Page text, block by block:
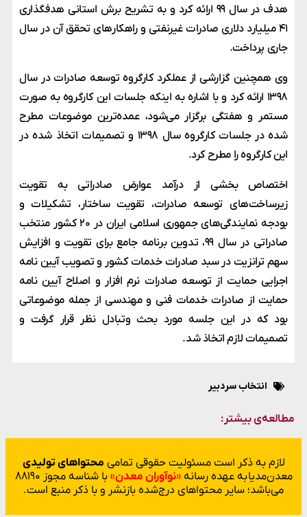
هدف در سال ۹۹ ارائه کرد و به تشریح برش استانی هدفگذاری
۴۱ میلیارد دلاری صادرات غیرنفتی و راهکارهای تحقق آن در سال
جاری پرداخت.
وی همچنین گزارشی از عملکرد کارگروه توسعه صادرات در سال
۱۳۹۸ ارائه کرد و با اشاره به اینکه جلسات این کارگروه به صورت
مستمر و هفتگی برگزار می‌شود، عمده‌ترین موضوعات مطرح
شده در جلسات کارگروه سال ۱۳۹۸ و تصمیمات اتخاذ شده در
این کارگروه را مطرح کرد.
اختصاص بخشی از درآمد عوارض صادراتی به تقویت
زیرساخت‌های توسعه صادرات، تقویت ساختار، تشکیلات و
بودجه نمایندگی‌های جمهوری اسلامی ایران در ۲۰ کشور منتخب
صادراتی در سال ۹۹، تدوین برنامه جامع برای تقویت و افزایش
سهم ترانزیت در سبد صادرات خدمات کشور و تصویب آیین نامه
اجرایی حمایت از توسعه صادرات نرم افزار و اصلاح آیین نامه
حمایت از صادرات خدمات فنی و مهندسی از جمله موضوعاتی
بود که در این جلسه مورد بحث وتبادل نظر قرار گرفت و
تصمیمات لازم اتخاذ شد.
انتخاب سردبیر
مطالعه‌ی بیشتر:
لازم به ذکر است مسئولیت حقوقی تمامی محتواهای تولیدی
معدن‌مدیا به عهده رسانه«نوآوران معدن»
با شناسه مجوز ۸۸۱۹۰
می‌باشد؛ سایر محتواهای درج‌شده بازنشر و با ذکر منبع است.